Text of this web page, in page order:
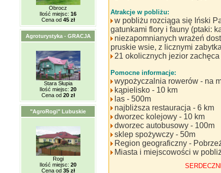
Obrocz
Ilość miejsc: 16
Cena od 45 zł
Agroturystyka - GRACJA
Stara Słupia
Ilość miejsc: 20
Cena od 20 zł
"AgroRogi" Lubuskie
Rogi
Ilość miejsc: 20
Cena od 35 zł
Atrakcje w pobliżu:
w pobliżu rozciąga się Iński
gatunkami flory i fauny (ptaki:
niezapomnianych wrażeń
pruskie wsie, z licznymi
21 okolicznych jezior
Pomocne informacje:
wypożyczalnia rowerów - na
kąpielisko - 10 km
las - 500m
najbliższa restauracja - 6 km
dworzec kolejowy - 10 km
dworzec autobusowy - 100m
sklep spożywczy - 50m
Region geograficzny -
Miasta i miejscowości w